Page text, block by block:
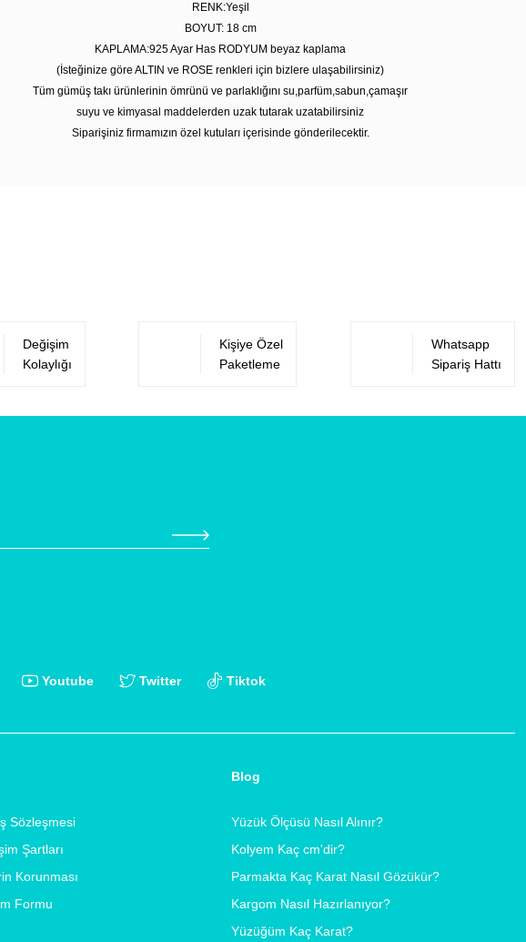
RENK:Yeşil
BOYUT: 18 cm
KAPLAMA:925 Ayar Has RODYUM beyaz kaplama
(İsteğinize göre ALTIN ve ROSE renkleri için bizlere ulaşabilirsiniz)
Tüm gümüş takı ürünlerinin ömrünü ve parlaklığını su,parfüm,sabun,çamaşır
suyu ve kimyasal maddelerden uzak tutarak uzatabilirsiniz
Siparişiniz firmamızın özel kutuları içerisinde gönderilecektir.
Değişim
Kolaylığı
Kişiye Özel
Paketleme
Whatsapp
Sipariş Hattı
Youtube Twitter Tiktok
Sözleşmesi
Şartları
Korunması
Formu
Blog
Yüzük Ölçüsü Nasıl Alınır?
Kolyem Kaç cm'dir?
Parmakta Kaç Karat Nasıl Gözükür?
Kargom Nasıl Hazırlanıyor?
Yüzüğüm Kaç Karat?